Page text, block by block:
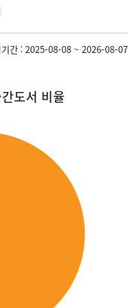
간 2025-08-08 ~ 2026-08-07
도서 비율